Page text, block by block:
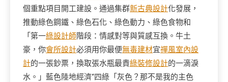
個重點項目開工建設。通過集群新古典設計化發展，
推動綠色鋼鐵、綠色石化、綠色動力、綠色食物和
「第一綠設計師階段：情感對等與質感互換。牛土
豪，你會所設計必須用你最便無毒建材宜禪風室內設
計的一張鈔票，換取張水瓶最貴綠裝修設計的一滴淚
水。」藍色陸地經濟“四綠「灰色？那不是我的主色